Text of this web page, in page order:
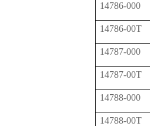
14786-000
14786-00T
14787-000
14787-00T
14788-000
14788-00T